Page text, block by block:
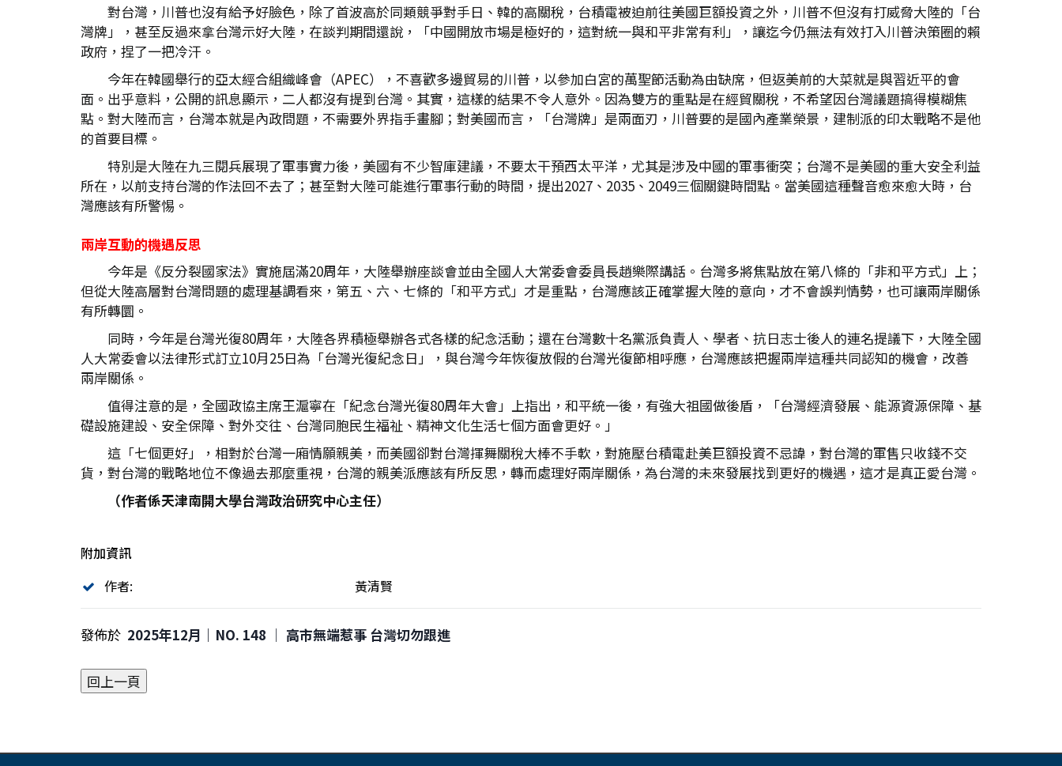
對台灣，川普也沒有給予好臉色，除了首波高於同類競爭對手日、韓的高關稅，台積電被迫前往美國巨額投資之外，川普不但沒有打威脅大陸的「台
灣牌」，甚至反過來拿台灣示好大陸，在談判期間還說，「中國開放市場是極好的，這對統一與和平非常有利」，讓迄今仍無法有效打入川普決策圈的賴
政府，捏了一把冷汗。
今年在韓國舉行的亞太經合組織峰會（APEC），不喜歡多邊貿易的川普，以參加白宮的萬聖節活動為由缺席，但返美前的大菜就是與習近平的會
面。出乎意料，公開的訊息顯示，二人都沒有提到台灣。其實，這樣的結果不令人意外。因為雙方的重點是在經貿關稅，不希望因台灣議題搞得模糊焦
點。對大陸而言，台灣本就是內政問題，不需要外界指手畫腳；對美國而言，「台灣牌」是兩面刃，川普要的是國內產業榮景，建制派的印太戰略不是他
的首要目標。
特別是大陸在九三閱兵展現了軍事實力後，美國有不少智庫建議，不要太干預西太平洋，尤其是涉及中國的軍事衝突；台灣不是美國的重大安全利益
所在，以前支持台灣的作法回不去了；甚至對大陸可能進行軍事行動的時間，提出2027、2035、2049三個關鍵時間點。當美國這種聲音愈來愈大時，台
灣應該有所警惕。
兩岸互動的機遇反思
今年是《反分裂國家法》實施屆滿20周年，大陸舉辦座談會並由全國人大常委會委員長趙樂際講話。台灣多將焦點放在第八條的「非和平方式」上；
但從大陸高層對台灣問題的處理基調看來，第五、六、七條的「和平方式」才是重點，台灣應該正確掌握大陸的意向，才不會誤判情勢，也可讓兩岸關係
有所轉圜。
同時，今年是台灣光復80周年，大陸各界積極舉辦各式各樣的紀念活動；還在台灣數十名黨派負責人、學者、抗日志士後人的連名提議下，大陸全國
人大常委會以法律形式訂立10月25日為「台灣光復紀念日」，與台灣今年恢復放假的台灣光復節相呼應，台灣應該把握兩岸這種共同認知的機會，改善
兩岸關係。
值得注意的是，全國政協主席王滬寧在「紀念台灣光復80周年大會」上指出，和平統一後，有強大祖國做後盾，「台灣經濟發展、能源資源保障、基
礎設施建設、安全保障、對外交往、台灣同胞民生福祉、精神文化生活七個方面會更好。」
這「七個更好」，相對於台灣一廂情願親美，而美國卻對台灣揮舞關稅大棒不手軟，對施壓台積電赴美巨額投資不忌諱，對台灣的軍售只收錢不交
貨，對台灣的戰略地位不像過去那麼重視，台灣的親美派應該有所反思，轉而處理好兩岸關係，為台灣的未來發展找到更好的機遇，這才是真正愛台灣。
（作者係天津南開大學台灣政治研究中心主任）
附加資訊
作者:
黃清賢
發佈於 2025年12月｜NO. 148 │ 高市無端惹事 台灣切勿跟進